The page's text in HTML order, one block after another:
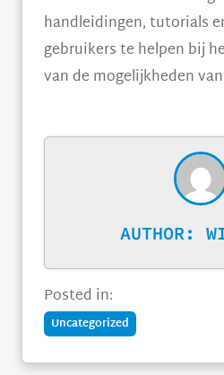
handleidingen, tutorials
gebruikers te helpen bij
van de mogelijkheden
AUTHOR:
Posted in:
Uncategorized